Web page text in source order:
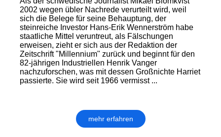
2002 wegen übler Nachrede verurteilt wird, weil
sich die Belege für seine Behauptung, der
steinreiche Investor Hans-Erik Wennerström habe
staatliche Mittel veruntreut, als Fälschungen
erweisen, zieht er sich aus der Redaktion der
Zeitschrift "Millennium" zurück und beginnt für den
82-jährigen Industriellen Henrik Vanger
nachzuforschen, was mit dessen Großnichte Harriet
passierte. Sie wird seit 1966 vermisst ...
mehr erfahren